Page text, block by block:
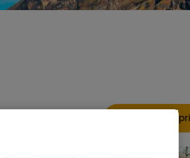
Data &